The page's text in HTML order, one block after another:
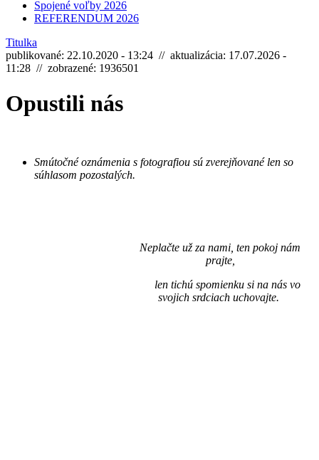
Spojené voľby 2026
REFERENDUM 2026
Titulka
publikované: 22.10.2020 - 13:24 // aktualizácia: 17.07.2026 -
11:28 // zobrazené: 1936501
Opustili nás
Smútočné oznámenia s fotografiou sú zverejňované len so
súhlasom pozostalých.
Neplačte už za nami, ten pokoj nám
prajte,
len tichú spomienku si na nás vo
svojich srdciach uchovajte.